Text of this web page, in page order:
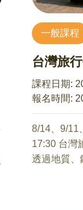
⏺︎ 最低開
⏺︎ 需自備
可)、裝成
配花、葉
(下列花藝
⏺︎ 預計報名
一般課程
台灣旅
課程日期:
報名時間:
8/14、9/11
17:30 台灣
透過地質、